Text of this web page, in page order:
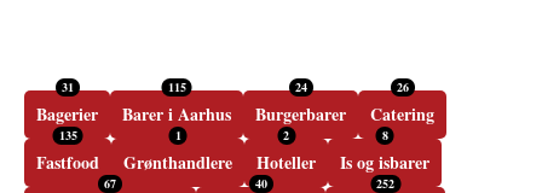
Bagerier
31
Barer i Aarhus
115
Burgerbarer
24
Catering
26
Fastfood
135
Grønthandlere
1
Hoteller
2
Is og isbarer
8
67 40 252